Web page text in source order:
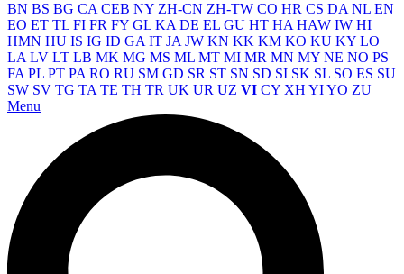
BN BS BG CA CEB NY ZH-CN ZH-TW CO HR CS DA NL EN
EO ET TL FI FR FY GL KA DE EL GU HT HA HAW IW HI
HMN HU IS IG ID GA IT JA JW KN KK KM KO KU KY LO
LA LV LT LB MK MG MS ML MT MI MR MN MY NE NO PS
FA PL PT PA RO RU SM GD SR ST SN SD SI SK SL SO ES SU
SW SV TG TA TE TH TR UK UR UZ VI CY XH YIYO ZU
Menu